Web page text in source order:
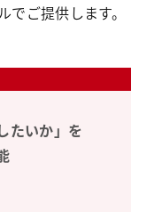
ご提供します。
たいか」を